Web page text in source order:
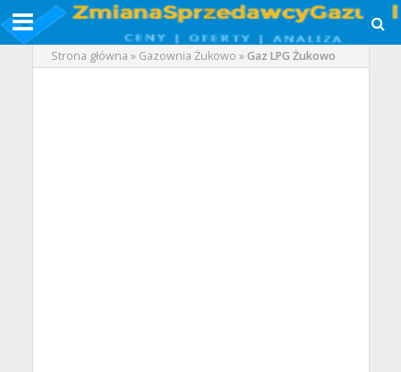
Strona główna » Gazownia Żukowo »Gaz LPG Żukowo